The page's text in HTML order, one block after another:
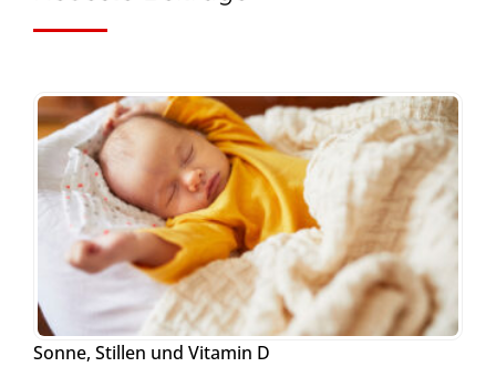
Sonne, Stillen und Vitamin D